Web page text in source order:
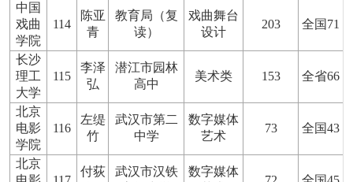
中国
戏曲
学院
114
陈亚
青
教育局（复
读）
戏曲舞台
设计
203 全国71
长沙
理工
大学
115
李泽
弘
潜江市园林
高中
美术类 153 全省66
北京
电影
学院
116
左缇
竹
武汉市第二
中学
数字媒体
艺术
73 全国43
北京
付荻
武汉市汉铁
数字媒体